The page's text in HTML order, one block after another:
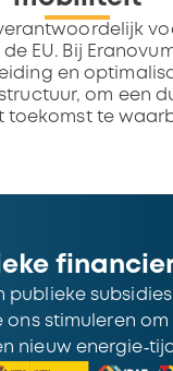
EU. Bij
en
om een
toekomst te
publieke
ons stimuleren
nieuw